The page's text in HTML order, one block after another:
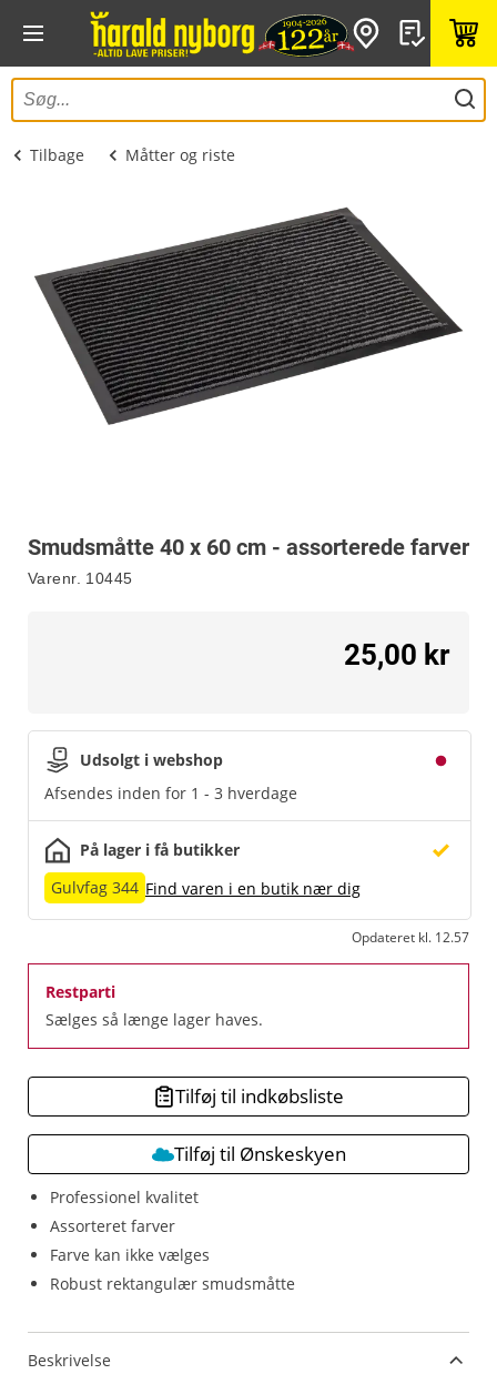
Tilbage Måtter og riste
Smudsmåtte 40 x 60 cm - assorterede farver
Varenr. 10445
Professionel kvalitet
Assorteret farver
Farve kan ikke vælges
Robust rektangulær smudsmåtte
Udsolgt i webshop
Afsendes inden for 1 - 3 hverdage
På lager i få butikker
Gulvfag 344 Find varen i en butik nær dig
Opdateret kl. 12.57
Restparti
Sælges så længe lager haves.
25,00 kr
Tilføj til indkøbsliste
Tilføj til Ønskeskyen
Beskrivelse